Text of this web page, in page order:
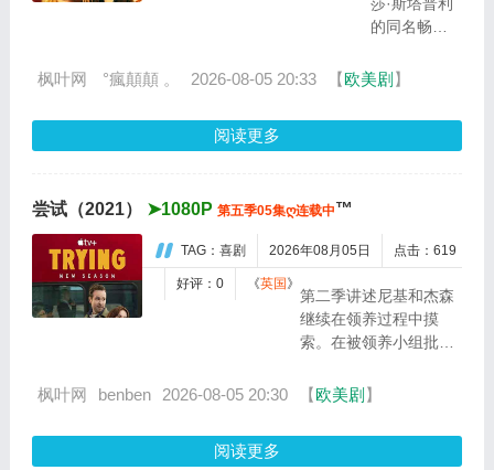
是乜都
得！...
的同名畅销
专业骗子“幸
（安雅·泰勒-
后，被迫踏
上逃亡之路
不仅要躲避
FBI 的跨州...
枫叶网 °瘋顛顛 。 2026-08-05 20:33 【欧美剧 】
阅读更多
尝试（2021） ➤1080P 第五季05集ღ连载中™
TAG：喜剧 2026年08月05日 点击：619
好评：0 《英国 》
第二季讲述尼基和杰森
继续在领养过程中摸
索。在被领养小组批准
的匹配并不像他们所希
枫叶网 benben 2026-08-05 20:30 【欧美剧 】
阅读更多